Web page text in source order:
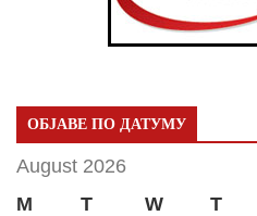
ОБЈАВЕ ПО ДАТУМУ
August 2026
M
T W T